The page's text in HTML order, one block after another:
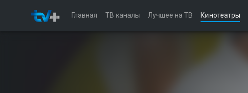
Главная ТВ каналы Лучшее на ТВ Кинотеатры